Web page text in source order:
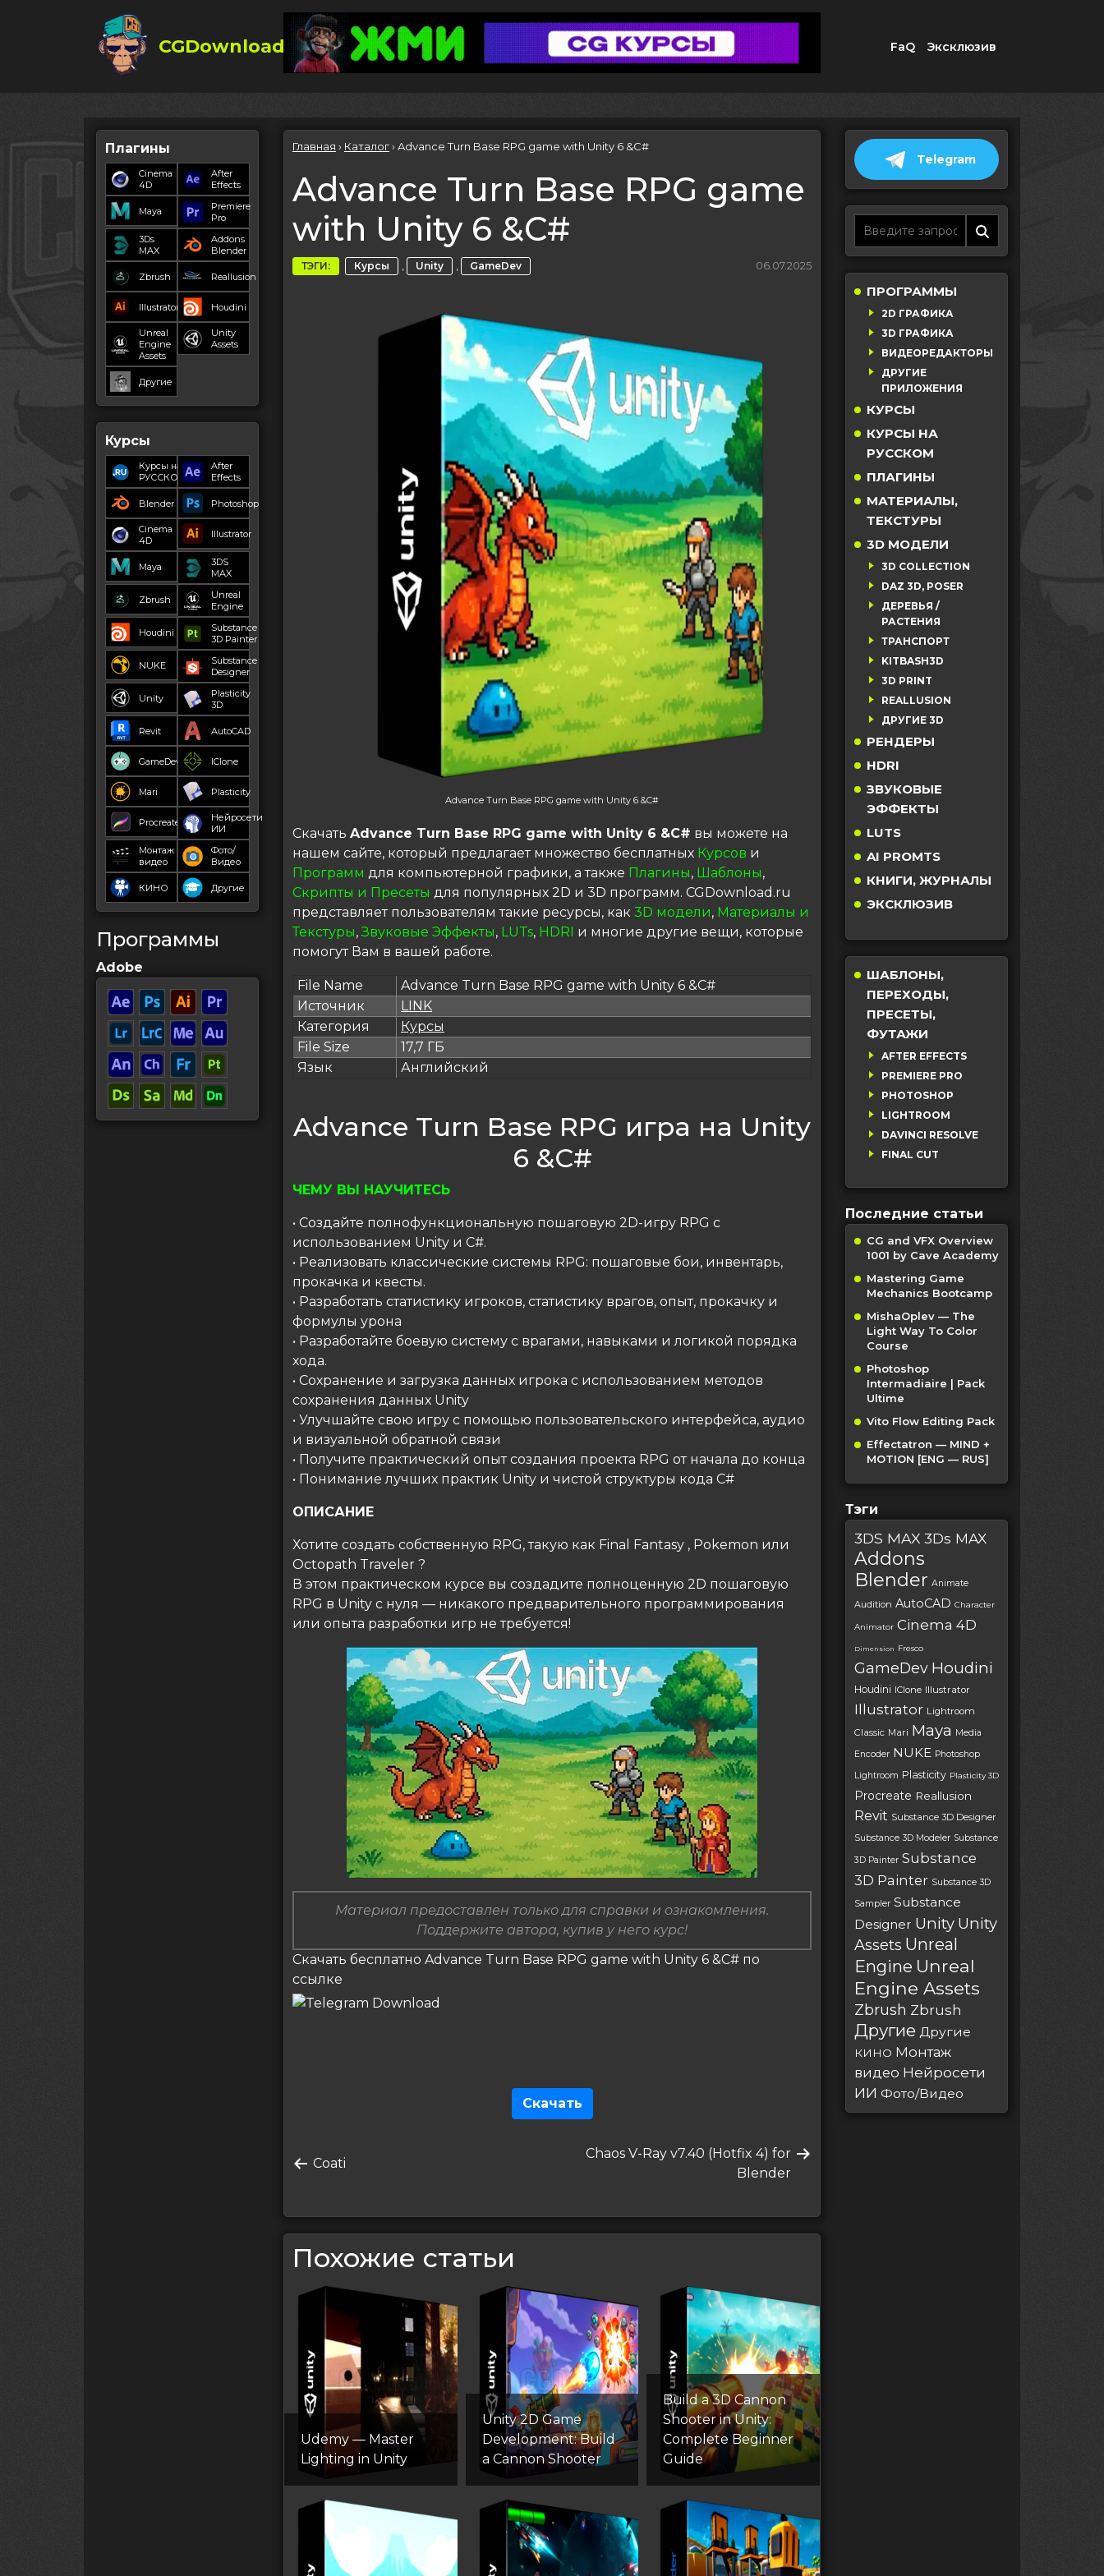
CGDownload FaQ Эксклюзив
Плагины
Cinema
4D
After
Effects
Maya
Premiere
Pro
3Ds
MAX
Addons
Blender
Zbrush Reallusion
Illustrator Houdini
Unreal
Engine
Assets
Unity
Assets
Другие
Курсы
Курсы на
РУССКОМ
After
Effects
Blender Photoshop
Cinema
4D
Illustrator
Maya
3DS
MAX
Zbrush
Unreal
Engine
Houdini
Substance
3D Painter
NUKE
Substance
Designer
Unity
Plasticity
3D
Revit AutoCAD
GameDev IClone
Mari Plasticity
Procreate
Нейросети
ИИ
Монтаж
видео
Фото/
Видео
КИНО Другие
Программы
Adobe
Главная › Каталог› Advance Turn Base RPG game with Unity 6 &C#
Advance Turn Base RPG game
with Unity 6 &C#
ТЭГИ: Курсы , Unity , GameDev 06.07.2025
Advance Turn Base RPG game with Unity 6 &C#
Скачать Advance Turn Base RPG game with Unity 6 &C# вы можете на
нашем сайте, который предлагает множество бесплатных Курсов и
Программ для компьютерной графики, а также Плагины, Шаблоны,
Скрипты и Пресеты для популярных 2D и 3D программ. CGDownload.ru
представляет пользователям такие ресурсы, как 3D модели, Материалы и
Текстуры,Звуковые Эффекты, LUTs, HDRI и многие другие вещи, которые
помогут Вам в вашей работе.
File Name
Advance Turn Base RPG game with Unity 6 &C#
Источник
LINK
Категория
Курсы
File Size
17,7 ГБ
Язык
Английский
Advance Turn Base RPG игра на Unity
6 &C#
ЧЕМУ ВЫ НАУЧИТЕСЬ
• Создайте полнофункциональную пошаговую 2D-игру RPG с
использованием Unity и C#.
• Реализовать классические системы RPG: пошаговые бои, инвентарь,
прокачка и квесты.
• Разработать статистику игроков, статистику врагов, опыт, прокачку и
формулы урона
• Разработайте боевую систему с врагами, навыками и логикой порядка
хода.
• Сохранение и загрузка данных игрока с использованием методов
сохранения данных Unity
• Улучшайте свою игру с помощью пользовательского интерфейса, аудио
и визуальной обратной связи
• Получите практический опыт создания проекта RPG от начала до конца
• Понимание лучших практик Unity и чистой структуры кода C#
ОПИСАНИЕ
Хотите создать собственную RPG, такую ​​как Final Fantasy , Pokemon или
Octopath Traveler ?
В этом практическом курсе вы создадите полноценную 2D пошаговую
RPG в Unity с нуля — никакого предварительного программирования
или опыта разработки игр не требуется!
Материал предоставлен только для справки и ознакомления.
Поддержите автора, купив у него курс!
Скачать бесплатно Advance Turn Base RPG game with Unity 6 &C# по
ссылке
Скачать
поПредыдущая
Coati
Следующая
Chaos V-Ray v7.40 (Hotfix 4) for
Blender
Похожие статьи
Udemy — Master
Lighting in Unity
Unity 2D Game
Development: Build
a Cannon Shooter
Build a 3D Cannon
Shooter in Unity:
Complete Beginner
Guide
Telegram
ПРОГРАММЫ
2D ГРАФИКА
3D ГРАФИКА
ВИДЕОРЕДАКТОРЫ
ДРУГИЕ
ПРИЛОЖЕНИЯ
КУРСЫ
КУРСЫ НА
РУССКОМ
ПЛАГИНЫ
МАТЕРИАЛЫ,
ТЕКСТУРЫ
3D МОДЕЛИ
3D COLLECTION
DAZ 3D, POSER
ДЕРЕВЬЯ /
РАСТЕНИЯ
ТРАНСПОРТ
KITBASH3D
3D PRINT
REALLUSION
ДРУГИЕ 3D
РЕНДЕРЫ
HDRI
ЗВУКОВЫЕ
ЭФФЕКТЫ
LUTS
AI PROMTS
КНИГИ, ЖУРНАЛЫ
ЭКСКЛЮЗИВ
ШАБЛОНЫ,
ПЕРЕХОДЫ,
ПРЕСЕТЫ,
ФУТАЖИ
AFTER EFFECTS
PREMIERE PRO
PHOTOSHOP
LIGHTROOM
DAVINCI RESOLVE
FINAL CUT
Последние статьи
CG and VFX Overview
1001 by Cave Academy
Mastering Game
Mechanics Bootcamp
MishaOplev — The
Light Way To Color
Course
Photoshop
Intermadiaire | Pack
Ultime
Vito Flow Editing Pack
Effectatron — MIND +
MOTION [ENG — RUS]
Тэги
3DS MAX 3Ds MAX
Addons
Blender Animate
Audition AutoCAD Character
Animator Cinema 4D
Dimension Fresco
GameDev Houdini
Houdini IClone Illustrator
Illustrator Lightroom
Classic Mari Maya
Media
Encoder NUKE Photoshop
Lightroom Plasticity Plasticity 3D
Procreate Reallusion
Revit Substance 3D Designer
Substance 3D Modeler Substance
3D Painter Substance
3D Painter Substance 3D
Sampler Substance
Designer Unity Unity
Assets Unreal
Engine Unreal
Engine Assets
Zbrush Zbrush
Другие Другие
КИНО Монтаж
видео Нейросети
ИИ Фото/Видео